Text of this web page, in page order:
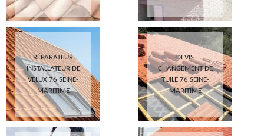
RÉPARATEUR
INSTALLATEUR DE
VELUX 76 SEINE-
MARITIME
DEVIS
CHANGEMENT DE
TUILE 76 SEINE-
MARITIME